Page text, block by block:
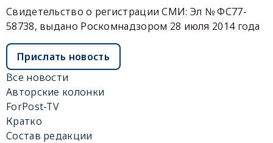
Свидетельство о регистрации СМИ: Эл № ФС77-
58738, выдано Роскомнадзором 28 июля 2014 года
Прислать новость
Все новости
Авторские колонки
ForPost-TV
Кратко
Состав редакции